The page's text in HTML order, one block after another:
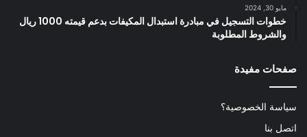
مايو 30, 2024
خطوات التسجيل في مبادرة استبدال المكيفات بدعم قيمته 1000 ريال
والشروط المطلوبة
صفحات مفيدة
سياسة الخصوصية؟
اتصل بنا